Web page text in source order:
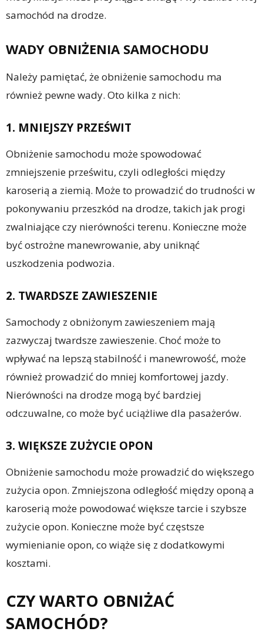
samochód na drodze.
WADY OBNIŻENIA SAMOCHODU
Należy pamiętać, że obniżenie samochodu ma
również pewne wady. Oto kilka z nich:
1. MNIEJSZY PRZEŚWIT
Obniżenie samochodu może spowodować
zmniejszenie prześwitu, czyli odległości między
karoserią a ziemią. Może to prowadzić do trudności w
pokonywaniu przeszkód na drodze, takich jak progi
zwalniające czy nierówności terenu. Konieczne może
być ostrożne manewrowanie, aby uniknąć
uszkodzenia podwozia.
2. TWARDSZE ZAWIESZENIE
Samochody z obniżonym zawieszeniem mają
zazwyczaj twardsze zawieszenie. Choć może to
wpływać na lepszą stabilność i manewrowość, może
również prowadzić do mniej komfortowej jazdy.
Nierówności na drodze mogą być bardziej
odczuwalne, co może być uciążliwe dla pasażerów.
3. WIĘKSZE ZUŻYCIE OPON
Obniżenie samochodu może prowadzić do większego
zużycia opon. Zmniejszona odległość między oponą a
karoserią może powodować większe tarcie i szybsze
zużycie opon. Konieczne może być częstsze
wymienianie opon, co wiąże się z dodatkowymi
kosztami.
CZY WARTO OBNIŻAĆ
SAMOCHÓD?